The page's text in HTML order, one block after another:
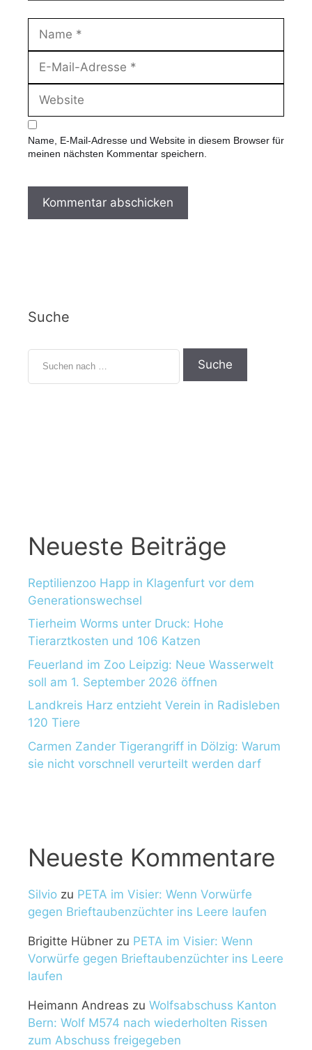
m
M
l
-
e
b
s
i
t
Name, E-Mail-Adresse und Website in diesem Browser für
meinen nächsten Kommentar speichern.
Suche
S
c
Neueste Beiträge
Reptilienzoo Happ in Klagenfurt vor dem
Generationswechsel
Tierheim Worms unter Druck: Hohe
Tierarztkosten und 106 Katzen
Feuerland im Zoo Leipzig: Neue Wasserwelt
soll am 1. September 2026 öffnen
Landkreis Harz entzieht Verein in Radisleben
120 Tiere
Carmen Zander Tigerangriff in Dölzig: Warum
sie nicht vorschnell verurteilt werden darf
Neueste Kommentare
Silvio zu PETA im Visier: Wenn Vorwürfe
gegen Brieftaubenzüchter ins Leere laufen
Brigitte Hübner zu PETA im Visier: Wenn
Vorwürfe gegen Brieftaubenzüchter ins Leere
laufen
Heimann Andreas zu Wolfsabschuss Kanton
Bern: Wolf M574 nach wiederholten Rissen
zum Abschuss freigegeben